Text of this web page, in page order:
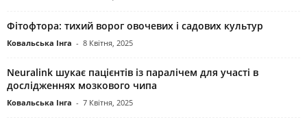
Фітофтора: тихий ворог овочевих і садових культур
Ковальська Інга - 8 Квітня, 2025
Neuralink шукає пацієнтів із паралічем для участі в
дослідженнях мозкового чипа
Ковальська Інга - 7 Квітня, 2025